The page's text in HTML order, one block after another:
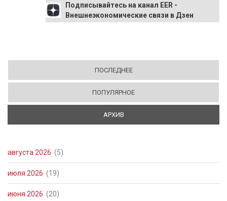
Подписывайтесь на канал EER -
Внешнеэкономические связи в Дзен
ПОСЛЕДНЕЕ
ПОПУЛЯРНОЕ
АРХИВ
августа 2026 (5)
июля 2026 (19)
июня 2026 (20)